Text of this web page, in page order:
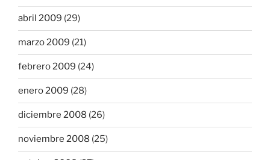
abril 2009 (29)
marzo 2009 (21)
febrero 2009 (24)
enero 2009 (28)
diciembre 2008 (26)
noviembre 2008 (25)